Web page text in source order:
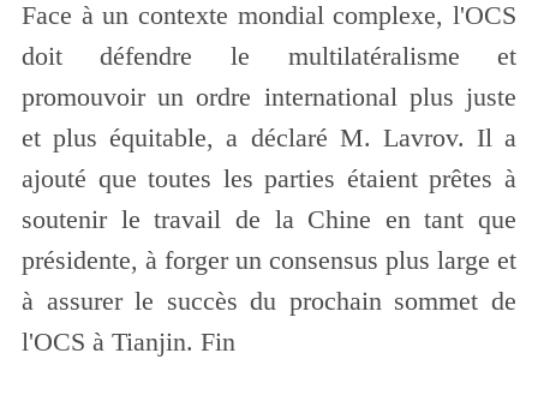
Face à un contexte mondial complexe, l'OCS
doit défendre le multilatéralisme et
promouvoir un ordre international plus juste
et plus équitable, a déclaré M. Lavrov. Il a
ajouté que toutes les parties étaient prêtes à
soutenir le travail de la Chine en tant que
présidente, à forger un consensus plus large et
à assurer le succès du prochain sommet de
l'OCS à Tianjin. Fin